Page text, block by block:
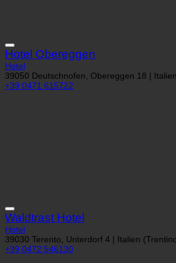
Hotel Obereggen
Hotel
39050 Deutschnofen, Obereggen 18 |
+39 0471 615722
Waldtrast Hotel
Hotel
39030 Terento, Unterdorf 4 | Italien
+39 0472 546130